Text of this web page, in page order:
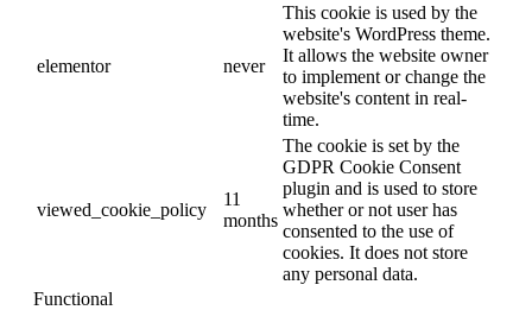
elementor never
This cookie is used by the
website's WordPress theme.
It allows the website owner
to implement or change the
website's content in real-
time.
viewed_cookie_policy
11
months
The cookie is set by the
GDPR Cookie Consent
plugin and is used to store
whether or not user has
consented to the use of
cookies. It does not store
any personal data.
Functional